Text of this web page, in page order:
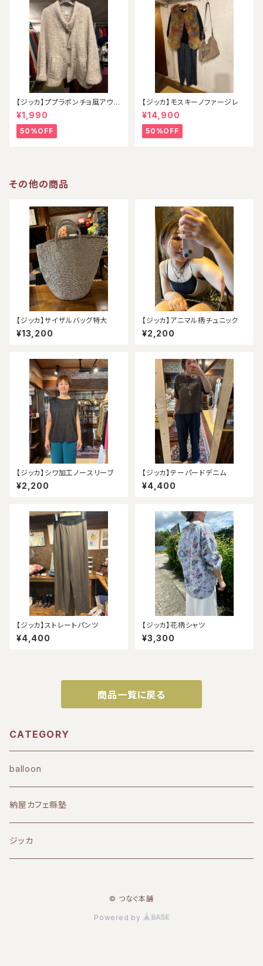
【ジッカ】ププラポンチョ風アウタ
ー
¥1,990
50%OFF
【ジッカ】モスキーノファージレ
¥14,900
50%OFF
その他の商品
【ジッカ】サイザルバッグ特大
¥13,200
【ジッカ】アニマル柄チュニック
¥2,200
【ジッカ】シワ加工ノースリーブ
¥2,200
【ジッカ】テーパードデニム
¥4,400
【ジッカ】ストレートパンツ
¥4,400
【ジッカ】花柄シャツ
¥3,300
商品一覧に戻る
CATEGORY
balloon
納屋カフェ縣塾
ジッカ
© つなぐ本舗
Powered by